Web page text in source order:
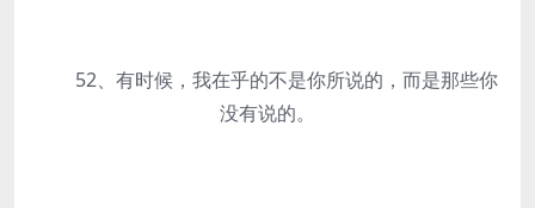
52、有时候，我在乎的不是你所说的，而是那些你
没有说的。